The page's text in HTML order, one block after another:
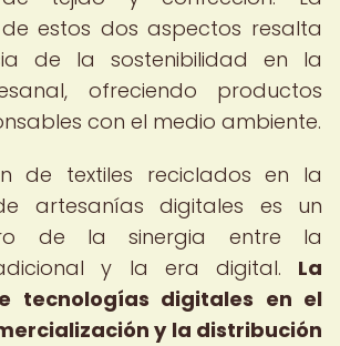
estos dos aspectos resalta
de la sostenibilidad en la
ofreciendo productos
con el medio ambiente.
de textiles reciclados en la
artesanías digitales es un
de la sinergia entre la
y la era digital. La
tecnologías digitales en el
y la distribución